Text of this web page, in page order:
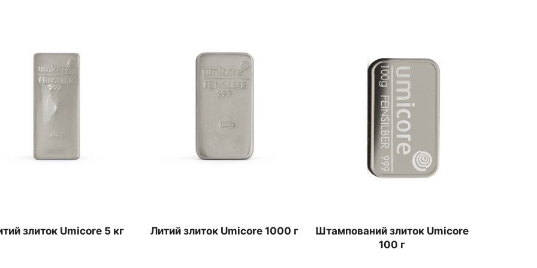
злиток Umicore 5 кг Литий злиток Umicore 1000 г
Штампований злиток Umicore
100 г